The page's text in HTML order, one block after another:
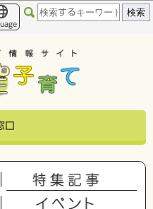
文へ移動
口